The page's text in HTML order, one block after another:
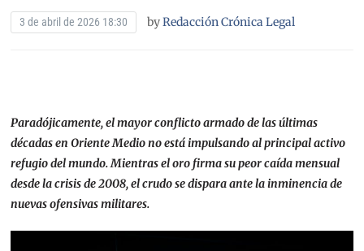
3 de abril de 2026 18:30 byRedacción Crónica Legal
Paradójicamente, el mayor conflicto armado de las últimas
décadas en Oriente Medio no está impulsando al principal activo
refugio del mundo. Mientras el oro firma su peor caída mensual
desde la crisis de 2008, el crudo se dispara ante la inminencia de
nuevas ofensivas militares.